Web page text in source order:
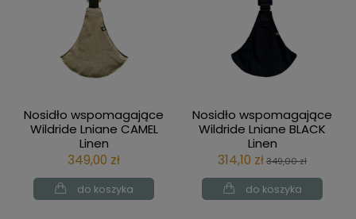
Nosidło wspomagające
Wildride Lniane CAMEL
Linen
349,00 zł
do koszyka
Nosidło wspomagające
Wildride Lniane BLACK
Linen
314,10 zł349,00 zł
do koszyka